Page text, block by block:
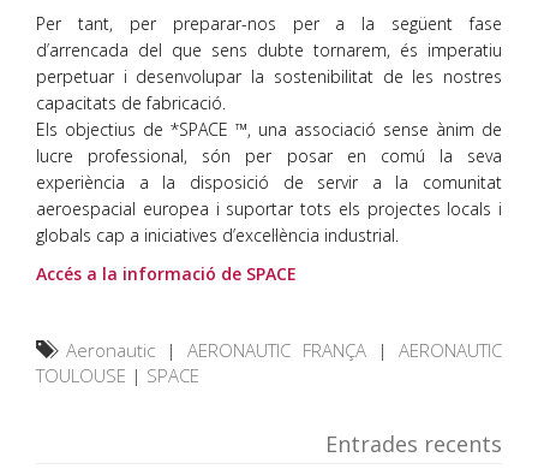
Per tant, per preparar-nos per a la següent fase
d’arrencada del que sens dubte tornarem, és imperatiu
perpetuar i desenvolupar la sostenibilitat de les nostres
capacitats de fabricació.
Els objectius de *SPACE ™, una associació sense ànim de
lucre professional, són per posar en comú la seva
experiència a la disposició de servir a la comunitat
aeroespacial europea i suportar tots els projectes locals i
globals cap a iniciatives d’excel·lència industrial.
Accés a la informació de SPACE
Aeronautic |AERONAUTIC FRANÇA|AERONAUTIC
TOULOUSE | SPACE
Entrades recents